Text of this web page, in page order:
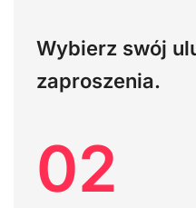
Wybierz swój
zaproszenia.
02